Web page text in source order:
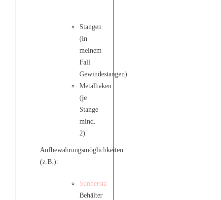
Stangen
(in
meinem
Fall
Gewindestangen)
Metalhaken
(je
Stange
mind.
2)
Aufbewahrungsmöglichkeiten
(z.B.):
Sunnersta
Behälter